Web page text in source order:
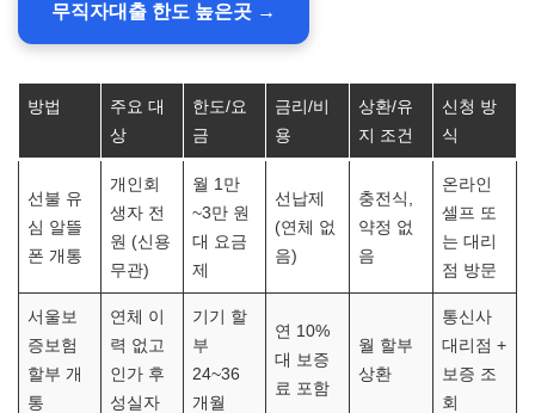
무직자대출 한도 높은곳 →
방법
주요 대
상
한도/요
금
금리/비
용
상환/유
지 조건
신청 방
식
선불 유
심 알뜰
폰 개통
개인회
생자 전
원 (신용
무관)
월 1만
~3만 원
대 요금
제
선납제
(연체 없
음)
충전식,
약정 없
음
온라인
셀프 또
는 대리
점 방문
서울보
증보험
할부 개
통
연체 이
력 없고
인가 후
성실자
기기 할
부
24~36
개월
연 10%
대 보증
료 포함
월 할부
상환
통신사
대리점 +
보증 조
회